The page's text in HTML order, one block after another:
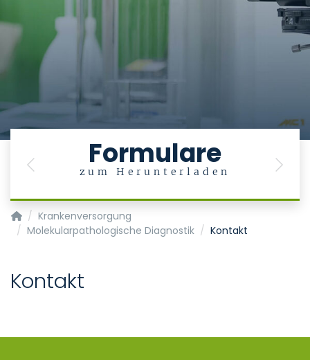
Formulare
zum Herunterladen
Previous Next
Institut für Pathologie
Krankenversorgung
Molekularpathologische Diagnostik
Kontakt
Kontakt